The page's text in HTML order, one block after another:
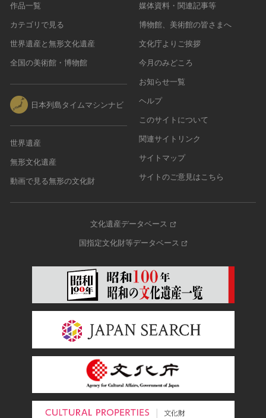
作品一覧
カテゴリで見る
世界遺産と無形文化遺産
全国の美術館・博物館
日本列島タイムマシンナビ
世界遺産
無形文化遺産
動画で見る無形の文化財
媒体資料・関連記事等
博物館、美術館の皆さまへ
文化庁よりご挨拶
今月のみどころ
お知らせ一覧
ヘルプ
このサイトについて
関連サイトリンク
サイトマップ
サイトのご意見はこちら
文化遺産データベース
国指定文化財等データベース